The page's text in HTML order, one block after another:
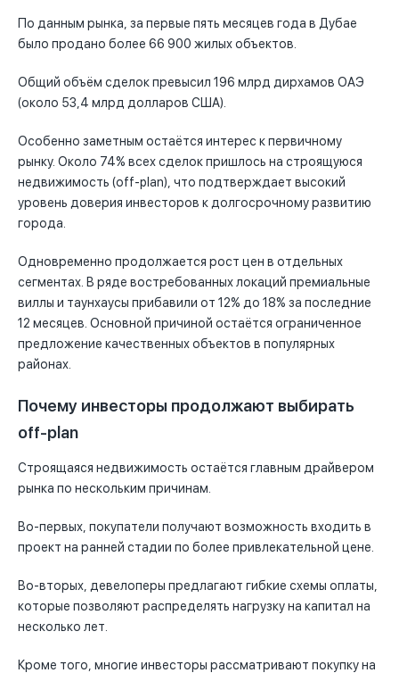
По данным рынка, за первые пять месяцев года в Дубае
было продано более 66 900 жилых объектов.
Общий объём сделок превысил 196 млрд дирхамов ОАЭ
(около 53,4 млрд долларов США).
Особенно заметным остаётся интерес к первичному
рынку. Около 74% всех сделок пришлось на строящуюся
недвижимость (off-plan), что подтверждает высокий
уровень доверия инвесторов к долгосрочному развитию
города.
Одновременно продолжается рост цен в отдельных
сегментах. В ряде востребованных локаций премиальные
виллы и таунхаусы прибавили от 12% до 18% за последние
12 месяцев. Основной причиной остаётся ограниченное
предложение качественных объектов в популярных
районах.
Почему инвесторы продолжают выбирать
off-plan
Строящаяся недвижимость остаётся главным драйвером
рынка по нескольким причинам.
Во-первых, покупатели получают возможность входить в
проект на ранней стадии по более привлекательной цене.
Во-вторых, девелоперы предлагают гибкие схемы оплаты,
которые позволяют распределять нагрузку на капитал на
несколько лет.
Кроме того, многие инвесторы рассматривают покупку на